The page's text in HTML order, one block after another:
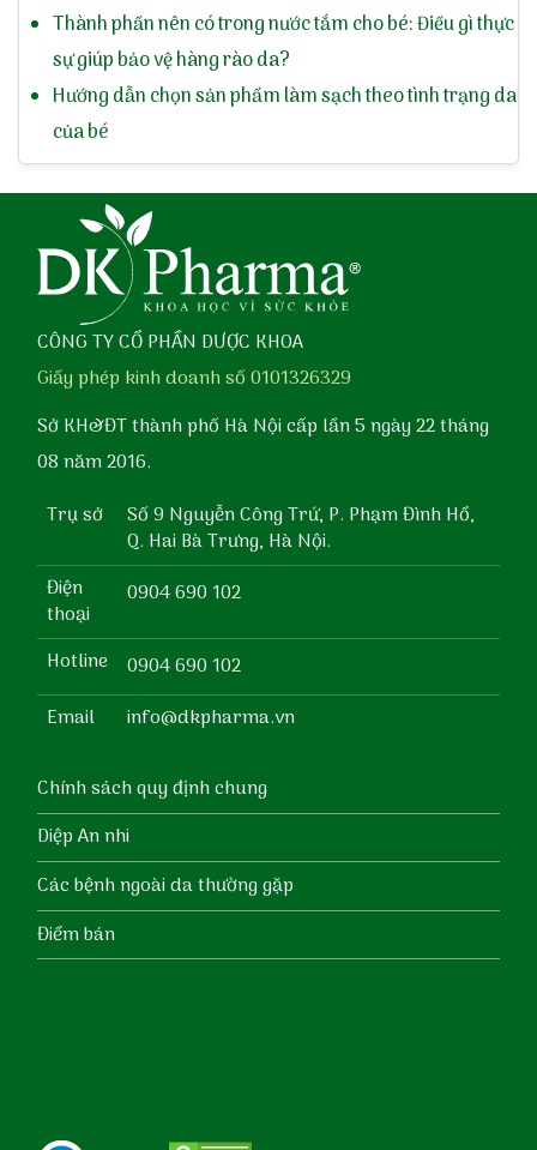
Thành phần nên có trong nước tắm cho bé: Điều gì thực
sự giúp bảo vệ hàng rào da?
Hướng dẫn chọn sản phẩm làm sạch theo tình trạng da
của bé
CÔNG TY CỔ PHẦN DƯỢC KHOA
Giấy phép kinh doanh số 0101326329
Sở KH&ĐT thành phố Hà Nội cấp lần 5 ngày 22 tháng
08 năm 2016.
Trụ sở
Số 9 Nguyễn Công Trứ, P. Phạm Đình Hổ,
Q. Hai Bà Trưng, Hà Nội.
Điện
thoại
0904 690 102
Hotline
0904 690 102
Email
info@dkpharma.vn
Chính sách quy định chung
Diệp An nhi
Các bệnh ngoài da thường gặp
Điểm bán